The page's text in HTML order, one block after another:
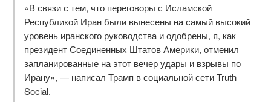
«В связи с тем, что переговоры с Исламской
Республикой Иран были вынесены на самый высокий
уровень иранского руководства и одобрены, я, как
президент Соединенных Штатов Америки, отменил
запланированные на этот вечер удары и взрывы по
Ирану», — написал Трамп в социальной сети Truth
Social.